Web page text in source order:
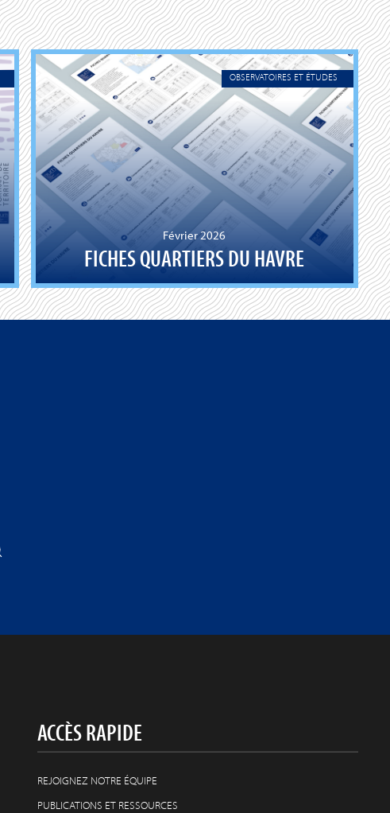
OBSERVATOIRES ET ÉTUDES
Février 2026
FICHES QUARTIERS DU HAVRE
ACCÈS RAPIDE
REJOIGNEZ NOTRE ÉQUIPE
PUBLICATIONS ET RESSOURCES